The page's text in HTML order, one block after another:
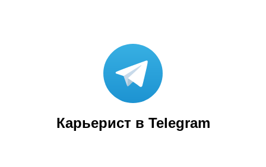
Карьерист в Telegram